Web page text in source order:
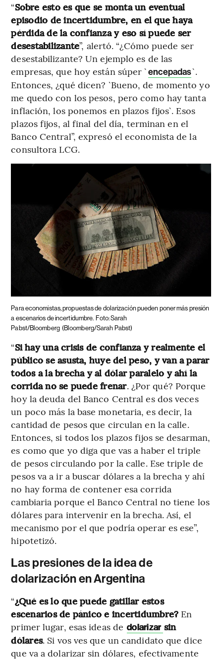
“Sobre esto es que se monta un eventual
episodio de incertidumbre, en el que haya
pérdida de la confianza y eso sí puede ser
desestabilizante”, alertó. “¿Cómo puede ser
desestabilizante? Un ejemplo es de las
empresas, que hoy están súper `encepadas`.
Entonces, ¿qué dicen? `Bueno, de momento yo
me quedo con los pesos, pero como hay tanta
inflación, los ponemos en plazos fijos`. Esos
plazos fijos, al final del día, terminan en el
Banco Central”, expresó el economista de la
consultora LCG.
Para economistas, propuestas de dolarización pueden poner más presión
a escenarios de incertidumbre. Foto: Sarah
Pabst/Bloomberg (Bloomberg/Sarah Pabst)
“Si hay una crisis de confianza y realmente el
público se asusta, huye del peso, y van a parar
todos a la brecha y al dólar paralelo y ahí la
corrida no se puede frenar. ¿Por qué? Porque
hoy la deuda del Banco Central es dos veces
un poco más la base monetaria, es decir, la
cantidad de pesos que circulan en la calle.
Entonces, si todos los plazos fijos se desarman,
es como que yo diga que vas a haber el triple
de pesos circulando por la calle. Ese triple de
pesos va a ir a buscar dólares a la brecha y ahí
no hay forma de contener esa corrida
cambiaria porque el Banco Central no tiene los
dólares para intervenir en la brecha. Así, el
mecanismo por el que podría operar es ese”,
hipotetizó.
Las presiones de la idea de
dolarización en Argentina
“¿Qué es lo que puede gatillar estos
escenarios de pánico e incertidumbre? En
primer lugar, esas ideas de dolarizar sin
dólares. Si vos ves que un candidato que dice
que va a dolarizar sin dólares, efectivamente